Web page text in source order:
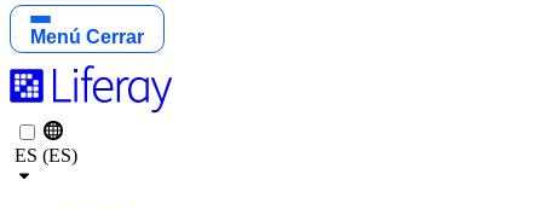
Menú Cerrar
ES (ES)